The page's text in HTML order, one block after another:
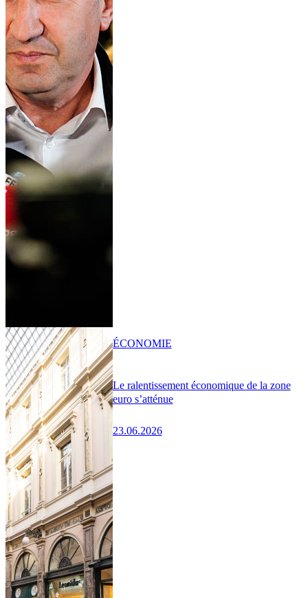
Le ralentissement économique de la zone
euro s’atténue
23.06.2026
ÉCONOMIE